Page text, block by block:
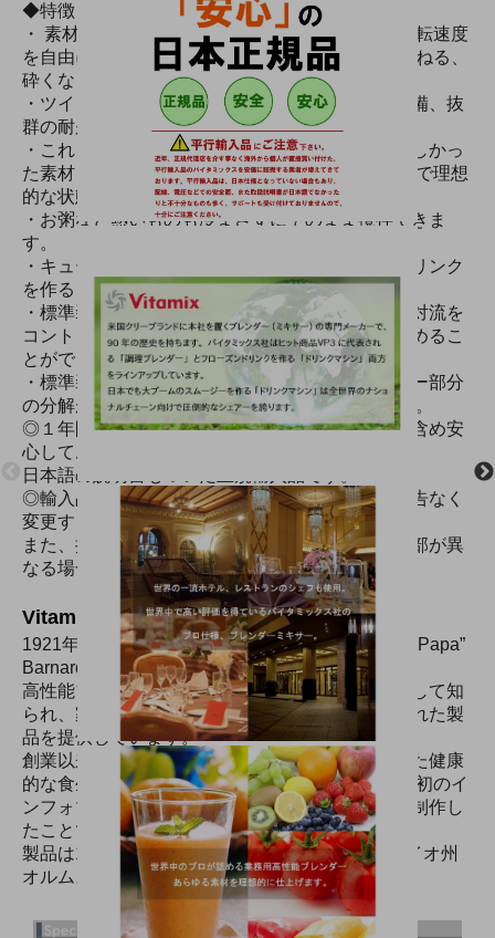
◆特徴
・ 素材や仕上がりの好みに応じて、ブレードの回転速度
を自由に変えら れます。混ぜる、刻む、挽く、捏ねる、
砕くなど使い勝手は様々です。
・ツインベアリング採用のウエットブレードを装備、抜
群の耐久性を誇 ります。
・これまでのブレンダー・ミキサーでは処理が難しかっ
た素材も「ボル テックス対流」効果により短時間で理想
的な状態に仕上げます。
・お粥など熱いものも冷まさずにそのまま攪拌できま
す。
・キューブアイスをそのまま砕いてスムージードリンク
を作ることができます。
・標準装備のアクセラレーターでコンテナー内の対流を
コントロールし、粘度の高い素材の攪拌効果を高めるこ
とができます。
・標準装備の専用工具「リテーナー」でコンテナー部分
の分解が可能 です。清掃が簡単にでき衛生的です。
◎１年間保証付きで万一の際やメンテナンス等も含め安
心してお使いいただけます。
日本語の説明書もついた正規輸入品です。
◎輸入品につき商品のデザイン、仕様、価格は予告なく
変更する場合がありますので何卒ご了承ください。
また、掲載の商品画像につきましては、外観の一部が異
なる場合がございます。
Vitamix （ヴァイタミックス）
1921年にアメリカ・オハイオ州でWilliam Grover “Papa”
Barnardにより設立されました。
高性能ブレンダー（ミキサー）の専門メーカーとして知
られ、家庭用・業務用ともに耐久性とパワーに優れた製
品を提供しています。
創業以来、ホールフード（丸ごと食材）を活用した健康
的な食生活を推進しており、1949年にはアメリカ初のイ
ンフォマーシャル（テレビショッピング番組）を制作し
たことでも有名です。
製品は130カ国以上で販売されており本社はオハイオ州
オルムステッド・タウンシップ